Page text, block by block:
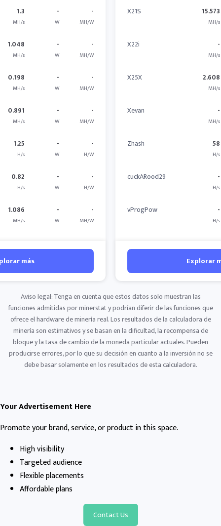
1.3
MH/s
-
W
-
MH/W
1.048
MH/s
-
W
-
MH/W
0.198
MH/s
-
W
-
MH/W
0.891
MH/s
-
W
-
MH/W
1.25
H/s
-
W
-
H/W
0.82
H/s
-
W
-
H/W
1.086
MH/s
-
W
-
MH/W
más
X21S 15.573
MH/s
X22i -
MH/s
X25X 2.608
MH/s
Xevan -
MH/s
Zhash 58
H/s
cuckARood29 -
H/s
vProgPow -
H/s
Explorar
Aviso legal: Tenga en cuenta que estos datos solo muestran las
funciones admitidas por minerstat y podrían diferir de las funciones que
ofrece el hardware de minería real. Los resultados de la calculadora de
minería son estimativos y se basan en la dificultad, la recompensa de
bloque y la tasa de cambio de la moneda particular actuales. Pueden
producirse errores, por lo que su decisión en cuanto a la inversión no se
debe basar solamente en los resultados de esta calculadora.
Your Advertisement Here
Promote your brand, service, or product in this space.
High visibility
Targeted audience
Flexible placements
Affordable plans
Contact Us